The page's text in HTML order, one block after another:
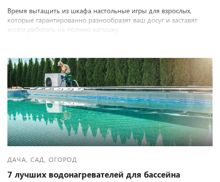
Время вытащить из шкафа настольные игры для взрослых,
которые гарантированно разнообразят ваш досуг и заставят
мозги работать на полную катушку.
ДАЧА, САД, ОГОРОД
7 лучших водонагревателей для бассейна